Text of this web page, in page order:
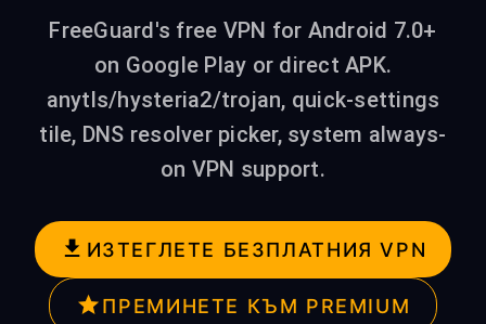
FreeGuard's free VPN for Android 7.0+
on Google Play or direct APK.
anytls/hysteria2/trojan, quick-settings
tile, DNS resolver picker, system always-
on VPN support.
ИЗТЕГЛЕТЕ БЕЗПЛАТНИЯ VPN
ПРЕМИНЕТЕ КЪМ PREMIUM